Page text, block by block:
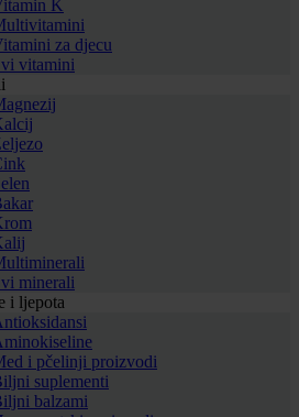
K
za djecu
vitamini
minerali
i ljepota
i pčelinji proizvodi
suplementi
balzami